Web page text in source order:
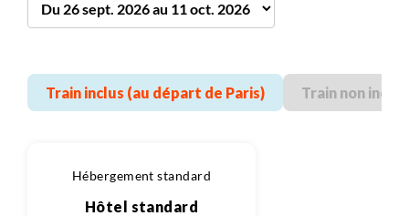
Train inclus (au départ de Paris) Train non
Hébergement standard
Hôtel standard